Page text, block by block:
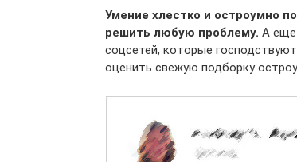
Умение хлестко и остроумно
решить любую проблему. А еще
соцсетей, которые
оценить свежую подборку